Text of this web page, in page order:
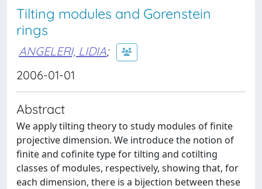
Tilting modules and Gorenstein
rings
ANGELERI, LIDIA;
2006-01-01
Abstract
We apply tilting theory to study modules of finite
projective dimension. We introduce the notion of
finite and cofinite type for tilting and cotilting
classes of modules, respectively, showing that, for
each dimension, there is a bijection between these